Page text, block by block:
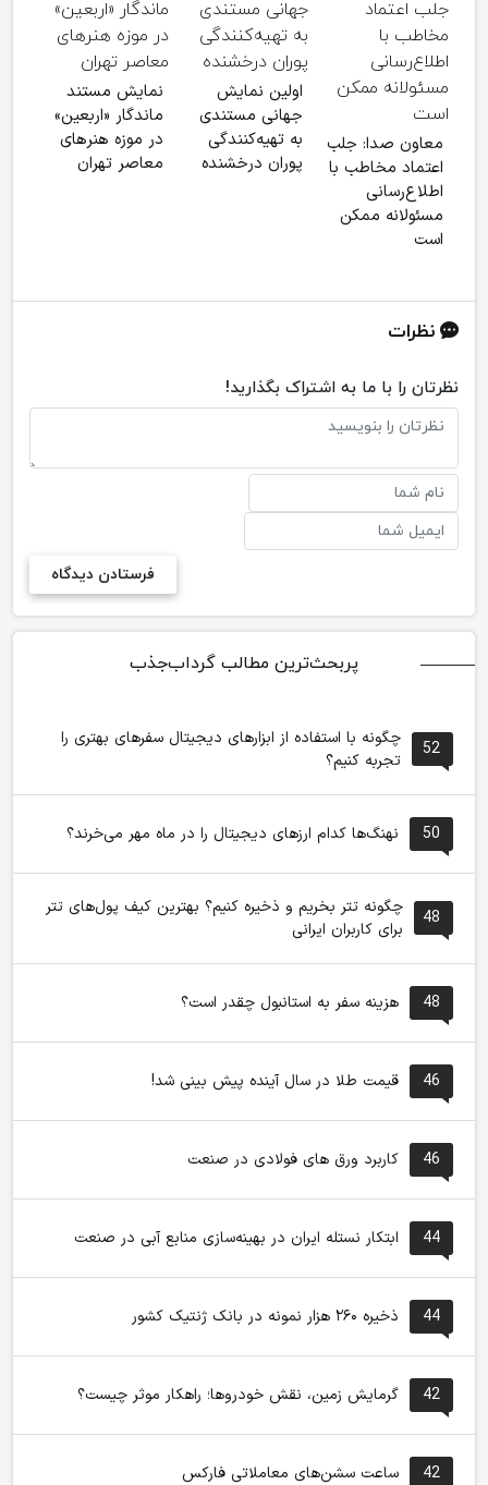
معاون صدا: جلب
اعتماد مخاطب با
اطلاع‌رسانی
مسئولانه ممکن
است
اولین نمایش
جهانی مستندی
به تهیه‌کنندگی
پوران درخشنده
نمایش مستند
ماندگار «اربعین»
در موزه هنرهای
معاصر تهران
نظرات
نظرتان را با ما به اشتراک بگذارید!
پربحث‌ترین مطالب گرداب‌جذب
52
چگونه با استفاده از ابزارهای دیجیتال سفرهای بهتری را
تجربه کنیم؟
50 نهنگ‌ها کدام ارزهای دیجیتال را در ماه مهر می‌خرند؟
48
چگونه تتر بخریم و ذخیره کنیم؟ بهترین کیف پول‌های تتر
برای کاربران ایرانی
48 هزینه سفر به استانبول چقدر است؟
46 قیمت طلا در سال آینده پیش بینی شد!
46 کاربرد ورق های فولادی در صنعت
44 ابتکار نستله ایران در بهینه‌سازی منابع آبی در صنعت
44 ذخیره ۲۶۰ هزار نمونه در بانک ژنتیک کشور
42 گرمایش زمین، نقش خودروها؛ راهکار موثر چیست؟
42 ساعت سشن‌های معاملاتی فارکس